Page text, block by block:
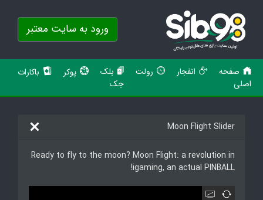
ورود به سایت معتبر
صفحه
اصلی
انفجار رولت
بلک
جک
پوکر باکارات
Moon Flight Slider
Ready to fly to the moon? Moon Flight: a revolution in
igaming, an actual PINBALL!